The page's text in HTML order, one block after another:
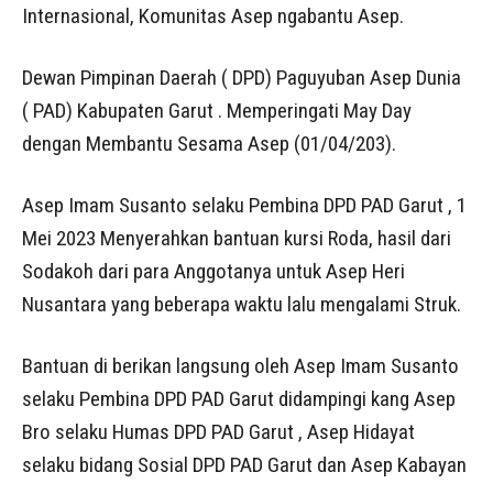
Internasional, Komunitas Asep ngabantu Asep.
Dewan Pimpinan Daerah ( DPD) Paguyuban Asep Dunia
( PAD) Kabupaten Garut . Memperingati May Day
dengan Membantu Sesama Asep (01/04/203).
Asep Imam Susanto selaku Pembina DPD PAD Garut , 1
Mei 2023 Menyerahkan bantuan kursi Roda, hasil dari
Sodakoh dari para Anggotanya untuk Asep Heri
Nusantara yang beberapa waktu lalu mengalami Struk.
Bantuan di berikan langsung oleh Asep Imam Susanto
selaku Pembina DPD PAD Garut didampingi kang Asep
Bro selaku Humas DPD PAD Garut , Asep Hidayat
selaku bidang Sosial DPD PAD Garut dan Asep Kabayan